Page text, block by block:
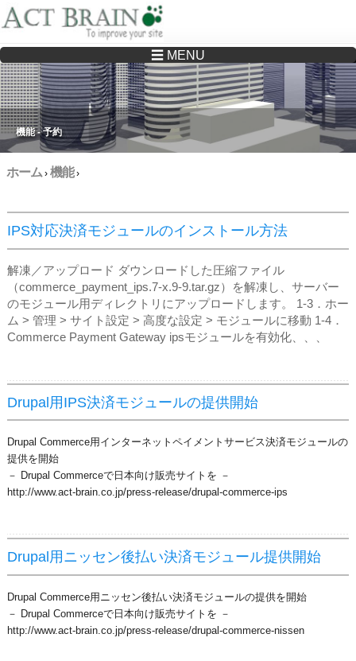
Drupalサイトの制作・保守をどこに頼んでいいか分からない方へ…まずはご相談く
ださい
☰ MENU
機能 - 予約
ホーム› 機能›
IPS対応決済モジュールのインストール方法
解凍／アップロード ダウンロードした圧縮ファイル
（commerce_payment_ips.7-x.9-9.tar.gz）を解凍し、サーバー
のモジュール用ディレクトリにアップロードします。 1‐3．ホー
ム > 管理 > サイト設定 > 高度な設定 > モジュールに移動 1‐4．
Commerce Payment Gateway ipsモジュールを有効化、、、
Drupal用IPS決済モジュールの提供開始
Drupal Commerce用インターネットペイメントサービス決済モジュールの
提供を開始
－ Drupal Commerceで日本向け販売サイトを －
http://www.act-brain.co.jp/press-release/drupal-commerce-ips
Drupal用ニッセン後払い決済モジュール提供開始
Drupal Commerce用ニッセン後払い決済モジュールの提供を開始
－ Drupal Commerceで日本向け販売サイトを －
http://www.act-brain.co.jp/press-release/drupal-commerce-nissen